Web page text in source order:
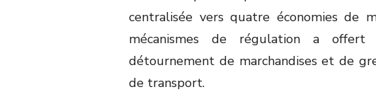
centralisée vers quatre économies de
mécanismes de régulation a offert
détournement de marchandises et de
de transport.